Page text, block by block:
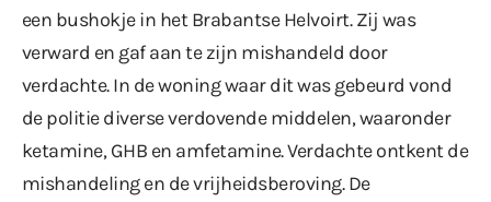
een bushokje in het Brabantse Helvoirt. Zij was
verward en gaf aan te zijn mishandeld door
verdachte. In de woning waar dit was gebeurd vond
de politie diverse verdovende middelen, waaronder
ketamine, GHB en amfetamine. Verdachte ontkent de
mishandeling en de vrijheidsberoving. De